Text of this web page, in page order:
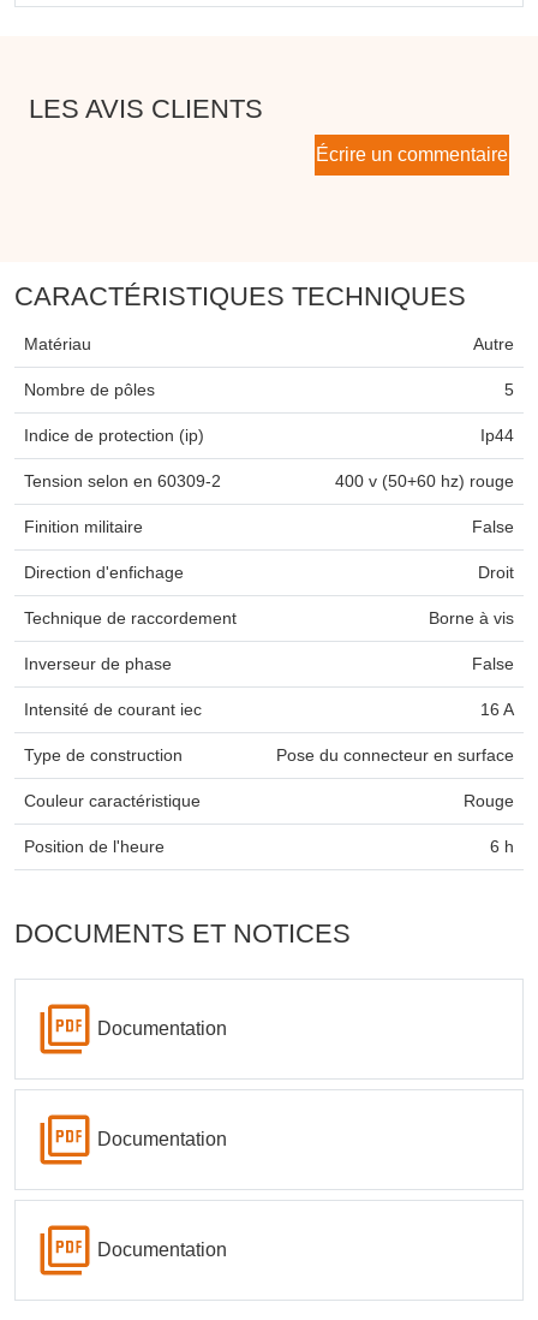
LES AVIS CLIENTS
Écrire un commentaire
CARACTÉRISTIQUES TECHNIQUES
Matériau Autre
Nombre de pôles 5
Indice de protection (ip) Ip44
Tension selon en 60309-2 400 v (50+60 hz) rouge
Finition militaire False
Direction d'enfichage Droit
Technique de raccordement Borne à vis
Inverseur de phase False
Intensité de courant iec 16 A
Type de construction Pose du connecteur en surface
Couleur caractéristique Rouge
Position de l'heure 6 h
DOCUMENTS ET NOTICES
Documentation
Documentation
Documentation